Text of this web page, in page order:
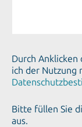
Durch Anklicken
ich der Nutzung
Bitte füllen Sie
aus.